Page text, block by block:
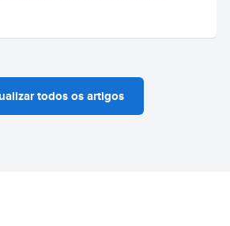
todos os artigos